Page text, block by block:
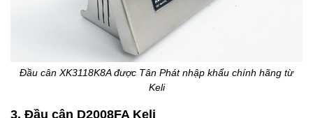
Đầu cân XK3118K8A được Tân Phát nhập khẩu chính hãng từ
Keli
3. Đầu cân D2008FA Keli